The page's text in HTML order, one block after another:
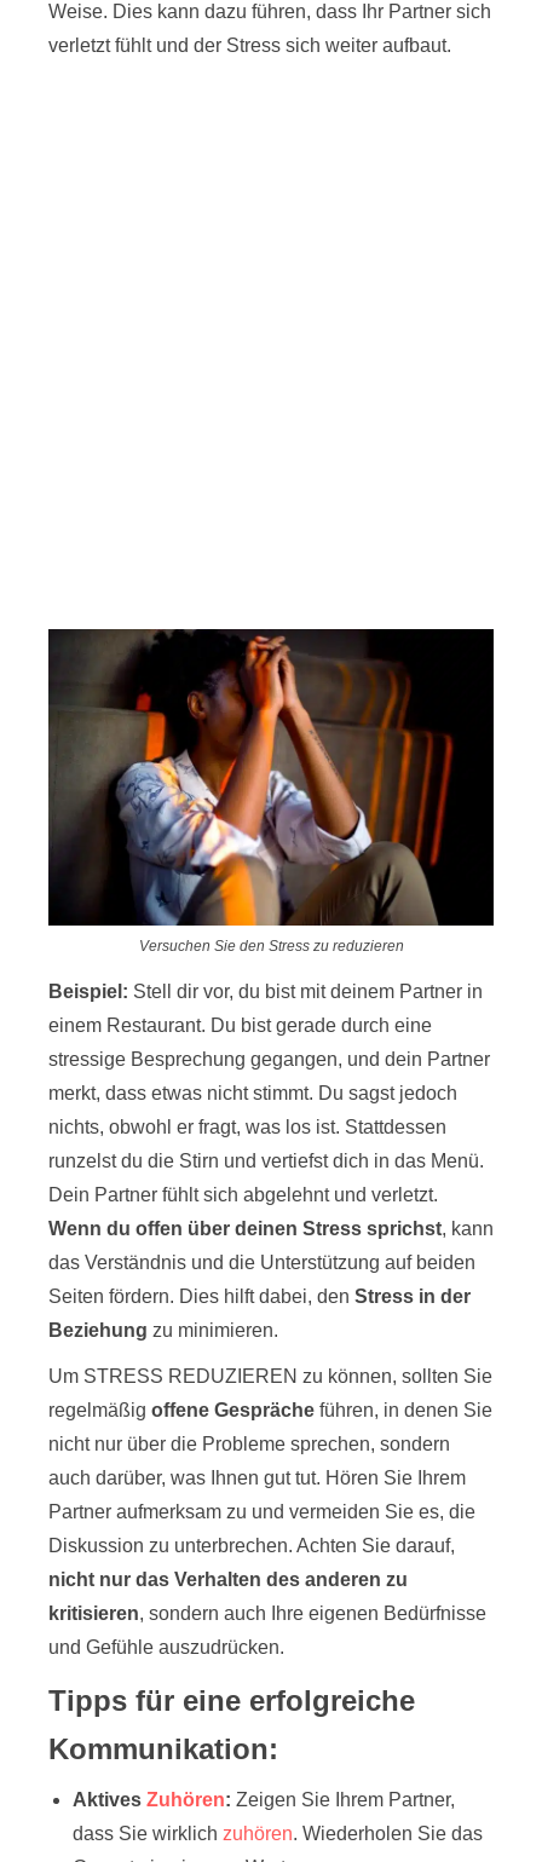
Weise. Dies kann dazu führen, dass Ihr Partner sich
verletzt fühlt und der Stress sich weiter aufbaut.
Versuchen Sie den Stress zu reduzieren
Beispiel: Stell dir vor, du bist mit deinem Partner in
einem Restaurant. Du bist gerade durch eine
stressige Besprechung gegangen, und dein Partner
merkt, dass etwas nicht stimmt. Du sagst jedoch
nichts, obwohl er fragt, was los ist. Stattdessen
runzelst du die Stirn und vertiefst dich in das Menü.
Dein Partner fühlt sich abgelehnt und verletzt.
Wenn du offen über deinen Stress sprichst, kann
das Verständnis und die Unterstützung auf beiden
Seiten fördern. Dies hilft dabei, den Stress in der
Beziehung zu minimieren.
Um STRESS REDUZIEREN zu können, sollten Sie
regelmäßig offene Gespräche führen, in denen Sie
nicht nur über die Probleme sprechen, sondern
auch darüber, was Ihnen gut tut. Hören Sie Ihrem
Partner aufmerksam zu und vermeiden Sie es, die
Diskussion zu unterbrechen. Achten Sie darauf,
nicht nur das Verhalten des anderen zu
kritisieren, sondern auch Ihre eigenen Bedürfnisse
und Gefühle auszudrücken.
Tipps für eine erfolgreiche
Kommunikation:
Aktives Zuhören: Zeigen Sie Ihrem Partner,
dass Sie wirklich zuhören. Wiederholen Sie das